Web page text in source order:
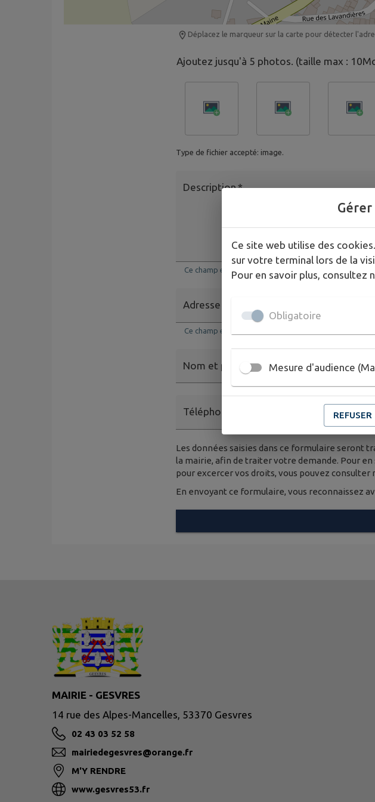
Déplacez le marqueur sur la carte pour détecter
Ajoutez jusqu'à 5 photos. (taille max :
Type de fichier accepté: image.
Description*
Ce champ est obligatoire
Adresse email
Ce champ est obligatoire. Exemple: nom@exemple.org.
Nom et prénom
Téléphone
Les données saisies dans ce formulaire seront
la mairie, afin de traiter votre demande. Pour
pour excercer vos droits, vous pouvez consulter
En envoyant ce formulaire, vous reconnaissez
MAIRIE - GESVRES
14 rue des Alpes-Mancelles, 53370 Gesvres
02 43 03 52 58
mairiedegesvres@orange.fr
M'Y RENDRE
www.gesvres53.fr
Gérer
Ce site web utilise des
sur votre terminal lors de la
Pour en savoir plus, consultez
Obligatoire
Mesure d'audience
REFUSER